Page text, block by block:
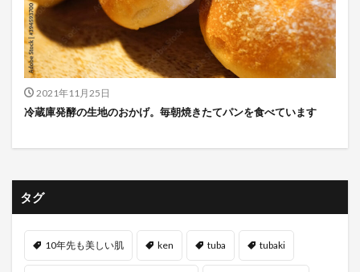
2021年11月25日
冷蔵庫発酵の生地のおかげ。毎朝焼きたてパンを食べています
タグ
10年先も美しい肌 ken tuba tubaki